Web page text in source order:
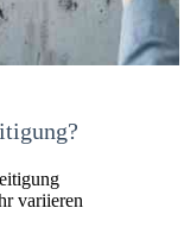
variieren